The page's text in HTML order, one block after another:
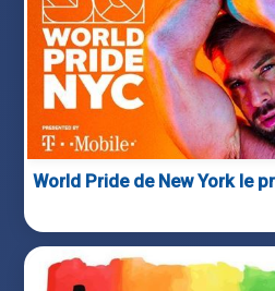
World Pride de New York le